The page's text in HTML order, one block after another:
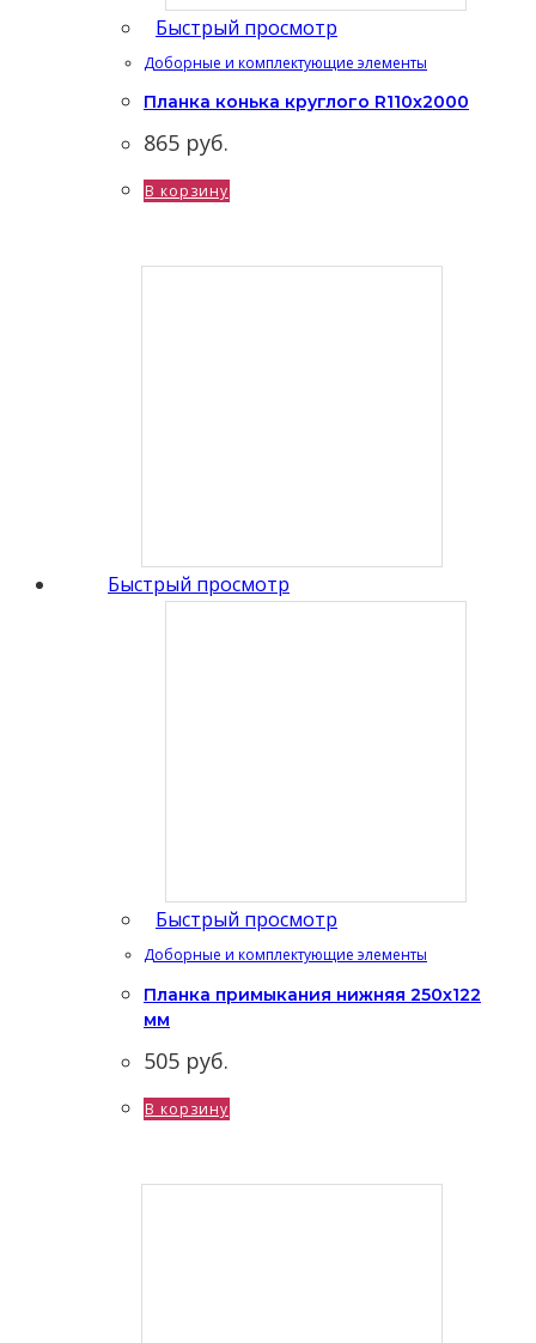
Быстрый просмотр
Доборные и комплектующие элементы
Планка конька круглого R110х2000
865 руб.
В корзину
Быстрый просмотр
Быстрый просмотр
Доборные и комплектующие элементы
Планка примыкания нижняя 250х122
мм
505 руб.
В корзину